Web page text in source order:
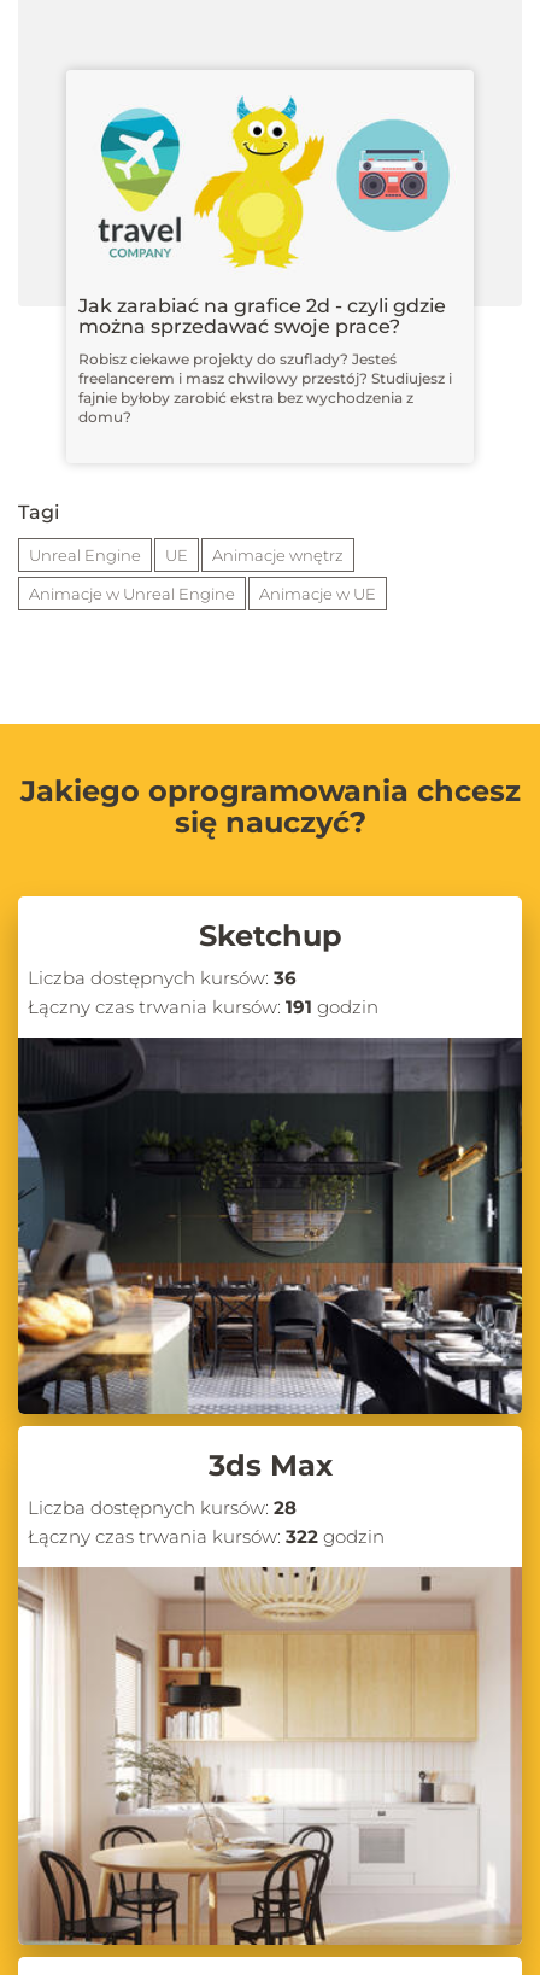
Jak zarabiać na grafice 2d - czyli gdzie
można sprzedawać swoje prace?
Robisz ciekawe projekty do szuflady? Jesteś
freelancerem i masz chwilowy przestój? Studiujesz i
fajnie byłoby zarobić ekstra bez wychodzenia z
domu?
Tagi
Unreal Engine UE
Animacje wnętrz
Animacje w Unreal Engine
Animacje w UE
Jakiego oprogramowania chcesz
się nauczyć?
Sketchup
Liczba dostępnych kursów: 36
Łączny czas trwania kursów: 191 godzin
3ds Max
Liczba dostępnych kursów: 28
Łączny czas trwania kursów: 322 godzin